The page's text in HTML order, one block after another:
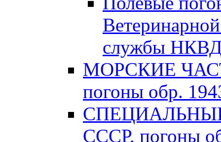
службы НКВД
МОРСКИЕ
погоны обр.
СПЕЦИАЛЬНЫЕ
СССР, погоны